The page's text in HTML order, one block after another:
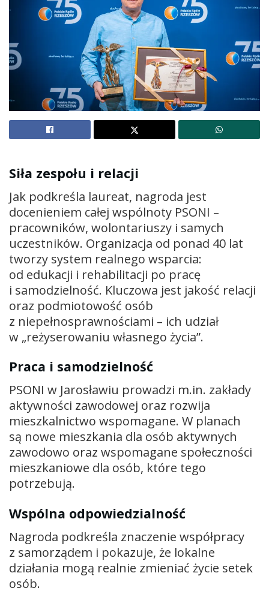
Siła zespołu i relacji
Jak podkreśla laureat, nagroda jest
docenieniem całej wspólnoty PSONI –
pracowników, wolontariuszy i samych
uczestników. Organizacja od ponad 40 lat
tworzy system realnego wsparcia:
od edukacji i rehabilitacji po pracę
i samodzielność. Kluczowa jest jakość relacji
oraz podmiotowość osób
z niepełnosprawnościami – ich udział
w „reżyserowaniu własnego życia”.
Praca i samodzielność
PSONI w Jarosławiu prowadzi m.in. zakłady
aktywności zawodowej oraz rozwija
mieszkalnictwo wspomagane. W planach
są nowe mieszkania dla osób aktywnych
zawodowo oraz wspomagane społeczności
mieszkaniowe dla osób, które tego
potrzebują.
Wspólna odpowiedzialność
Nagroda podkreśla znaczenie współpracy
z samorządem i pokazuje, że lokalne
działania mogą realnie zmieniać życie setek
osób.